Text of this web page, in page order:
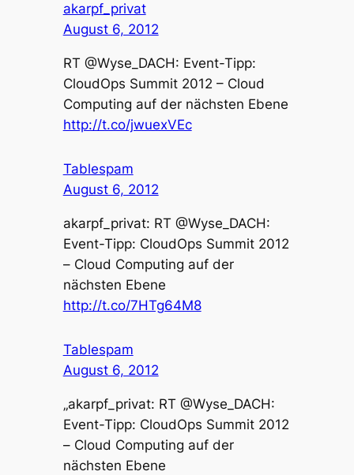
akarpf_privat
August 6, 2012
RT @Wyse_DACH: Event-Tipp:
CloudOps Summit 2012 – Cloud
Computing auf der nächsten Ebene
http://t.co/jwuexVEc
Tablespam
August 6, 2012
akarpf_privat: RT @Wyse_DACH:
Event-Tipp: CloudOps Summit 2012
– Cloud Computing auf der
nächsten Ebene
http://t.co/7HTg64M8
Tablespam
August 6, 2012
„akarpf_privat: RT @Wyse_DACH:
Event-Tipp: CloudOps Summit 2012
– Cloud Computing auf der
nächsten Ebene